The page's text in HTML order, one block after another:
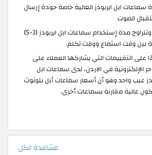
سماعات ابل ايربودز العالية خاصة جودة إرسال
الصوت
كما وتتراوح مدة إستخدام سماعات ابل ايربودز (3-5)
بين وقت استماع ووقت تكلم.
على التقييمات التي يشاركها العملاء على
الإلكترونية في الاردن، لدى سماعات ابل
عيب واحد وهو أن أسعار سماعات أبل بلوتوث
عالية مقارنة بسماعات أخرى.
مشاهدة الكل